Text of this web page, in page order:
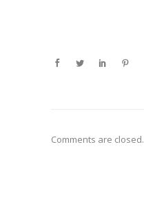
Comments are closed.